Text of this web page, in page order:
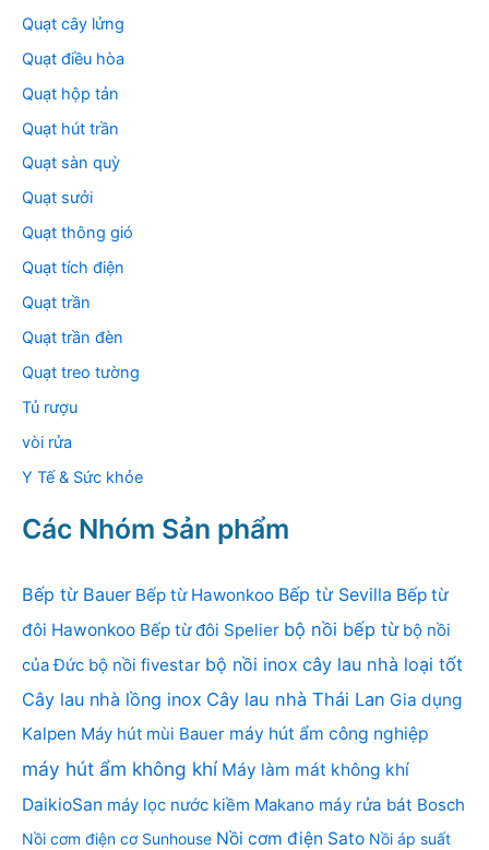
Quạt cây lửng
Quạt điều hòa
Quạt hộp tản
Quạt hút trần
Quạt sàn quỳ
Quạt sưởi
Quạt thông gió
Quạt tích điện
Quạt trần
Quạt trần đèn
Quạt treo tường
Tủ rượu
vòi rửa
Y Tế & Sức khỏe
Các Nhóm Sản phẩm
Bếp từ Bauer Bếp từ Hawonkoo Bếp từ Sevilla Bếp từ
đôi Hawonkoo Bếp từ đôi Spelier bộ nồi bếp từ bộ nồi
của Đức bộ nồi fivestar bộ nồi inox cây lau nhà loại tốt
Cây lau nhà lồng inox Cây lau nhà Thái Lan Gia dụng
Kalpen Máy hút mùi Bauer máy hút ẩm công nghiệp
máy hút ẩm không khí Máy làm mát không khí
DaikioSan máy lọc nước kiềm Makano máy rửa bát Bosch
Nồi cơm điện cơ Sunhouse Nồi cơm điện Sato Nồi áp suất